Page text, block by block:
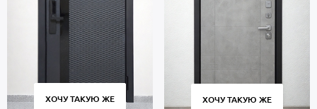
ХОЧУ ТАКУЮ ЖЕ ХОЧУ ТАКУЮ ЖЕ